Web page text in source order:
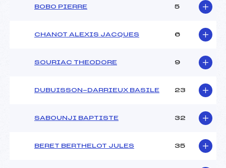
BOBO PIERRE 5
CHANOT ALEXIS JACQUES 6
SOURIAC THEODORE 9
DUBUISSON-DARRIEUX BASILE 23
SABOUNJI BAPTISTE 32
BERET BERTHELOT JULES 35